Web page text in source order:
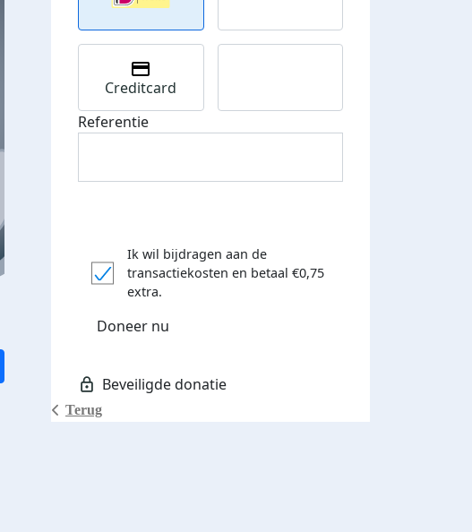
Donateurs bedankt
Terug
Creditcard
Referentie
Ik wil bijdragen aan de
transactiekosten en betaal €0,75
extra.
Doneer nu